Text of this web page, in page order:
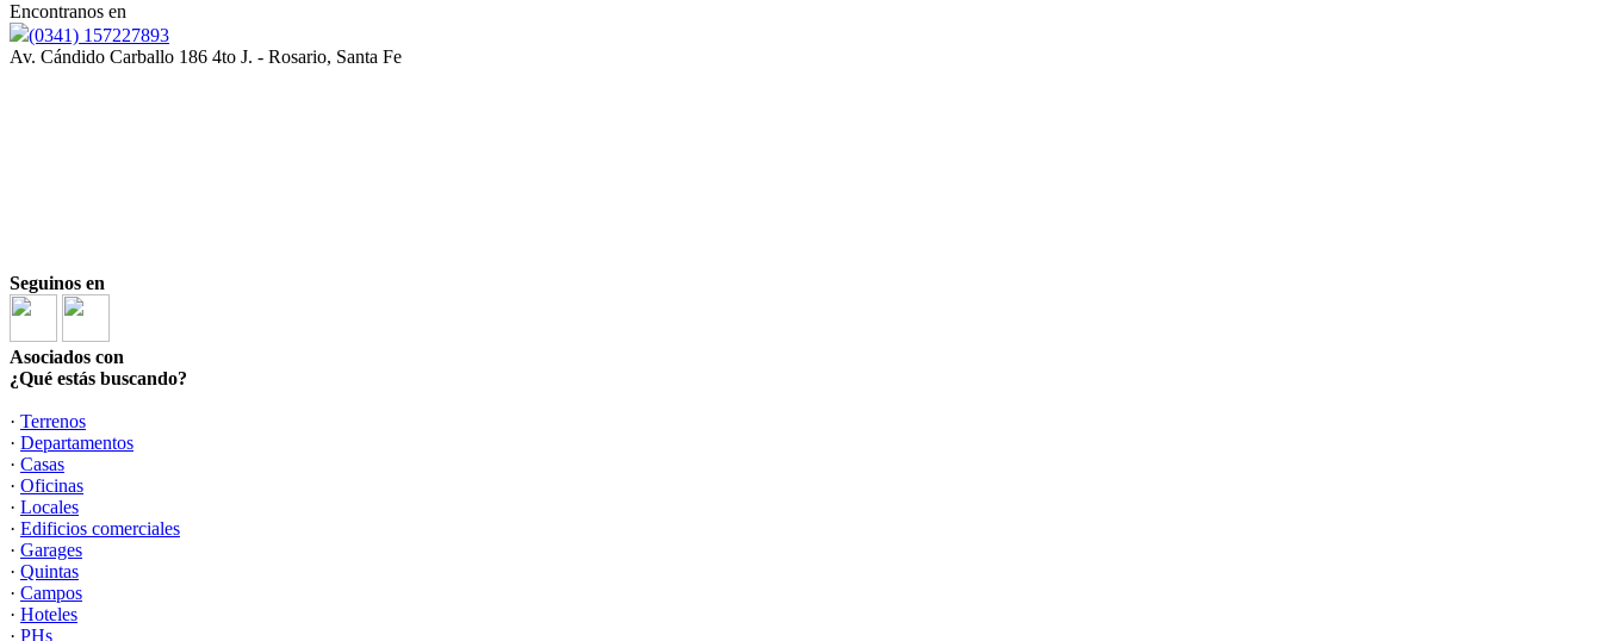
Encontranos en
(0341) 157227893
Av. Cándido Carballo 186 4to J. - Rosario, Santa Fe
Seguinos en
Asociados con
¿Qué estás buscando?
· Terrenos
· Departamentos
· Casas
· Oficinas
· Locales
· Edificios comerciales
· Garages
· Quintas
· Campos
· Hoteles
· PHs